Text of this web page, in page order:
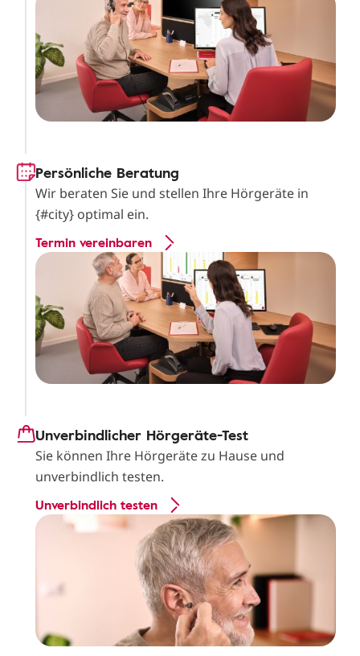
Persönliche Beratung
Wir beraten Sie und stellen Ihre Hörgeräte in
{#city} optimal ein.
Termin vereinbaren
Unverbindlicher Hörgeräte-Test
Sie können Ihre Hörgeräte zu Hause und
unverbindlich testen.
Unverbindlich testen